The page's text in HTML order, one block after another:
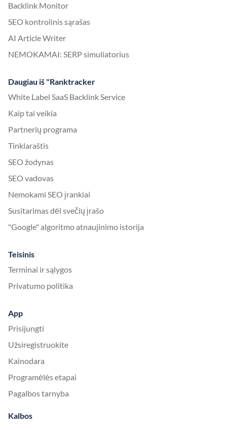
Backlink Monitor
SEO kontrolinis sąrašas
AI Article Writer
NEMOKAMAI: SERP simuliatorius
Daugiau iš "Ranktracker
White Label SaaS Backlink Service
Kaip tai veikia
Partnerių programa
Tinklaraštis
SEO žodynas
SEO vadovas
Nemokami SEO įrankiai
Susitarimas dėl svečių įrašo
"Google" algoritmo atnaujinimo istorija
Teisinis
Terminai ir sąlygos
Privatumo politika
App
Prisijungti
Užsiregistruokite
Kainodara
Programėlės etapai
Pagalbos tarnyba
Kalbos